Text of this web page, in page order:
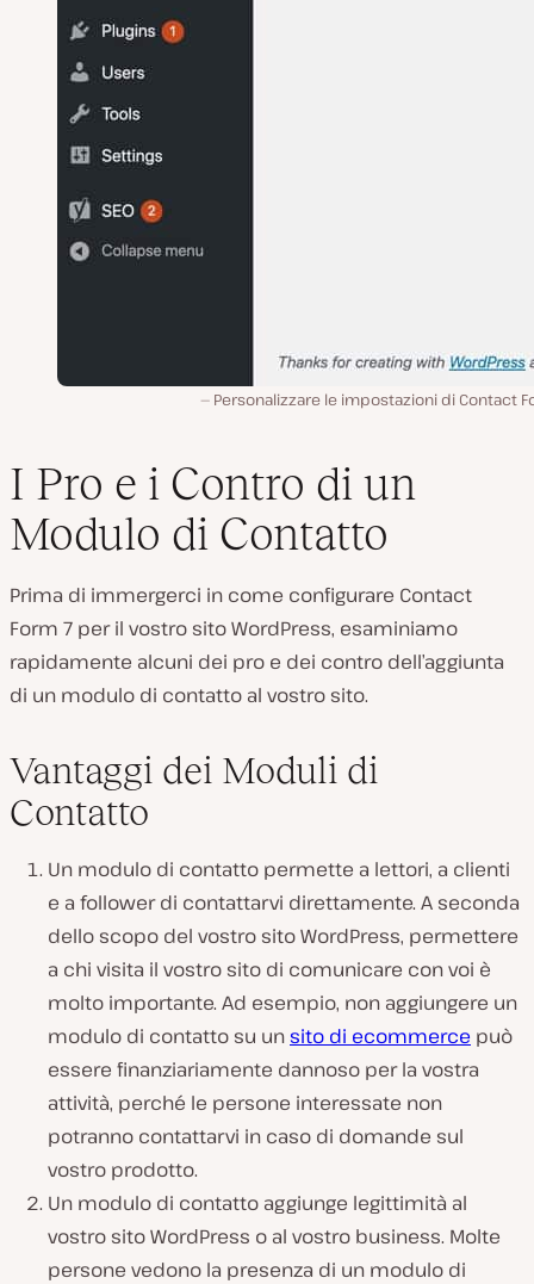
Personalizzare le impostazioni di Contact
I Pro e i Contro di un
Modulo di Contatto
Prima di immergerci in come configurare Contact
Form 7 per il vostro sito WordPress, esaminiamo
rapidamente alcuni dei pro e dei contro dell’aggiunta
di un modulo di contatto al vostro sito.
Vantaggi dei Moduli di
Contatto
Un modulo di contatto permette a lettori, a clienti
e a follower di contattarvi direttamente. A seconda
dello scopo del vostro sito WordPress, permettere
a chi visita il vostro sito di comunicare con voi è
molto importante. Ad esempio, non aggiungere un
modulo di contatto su unsito di ecommerce può
essere finanziariamente dannoso per la vostra
attività, perché le persone interessate non
potranno contattarvi in caso di domande sul
vostro prodotto.
Un modulo di contatto aggiunge legittimità al
vostro sito WordPress o al vostro business. Molte
persone vedono la presenza di un modulo di